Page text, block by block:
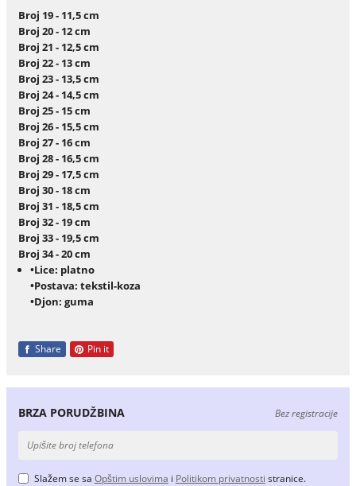
Broj 19 - 11,5 cm
Broj 20 - 12 cm
Broj 21 - 12,5 cm
Broj 22 - 13 cm
Broj 23 - 13,5 cm
Broj 24 - 14,5 cm
Broj 25 - 15 cm
Broj 26 - 15,5 cm
Broj 27 - 16 cm
Broj 28 - 16,5 cm
Broj 29 - 17,5 cm
Broj 30 - 18 cm
Broj 31 - 18,5 cm
Broj 32 - 19 cm
Broj 33 - 19,5 cm
Broj 34 - 20 cm
•Lice: platno
•Postava: tekstil-koza
•Djon: guma
Share Pin it
BRZA PORUDŽBINA Bez registracije
Slažem se sa Opštim uslovima i Politikom privatnosti stranice.